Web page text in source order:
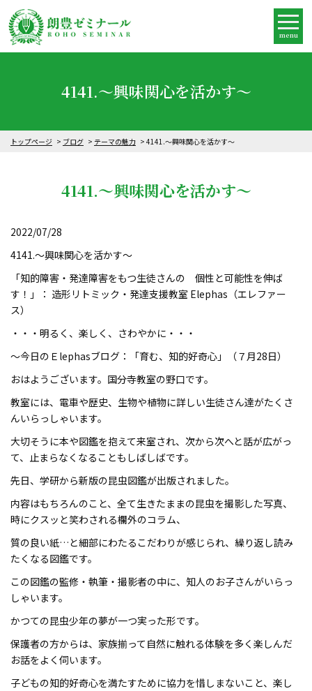
menu
4141.～興味関心を活かす～
トップページ ブログ テーマの魅力 4141.～興味関心を活かす～
4141.～興味関心を活かす～
2022/07/28
4141.～興味関心を活かす～
「知的障害・発達障害をもつ生徒さんの 個性と可能性を伸ば
す！」： 造形リトミック・発達支援教室 Elephas（エレファー
ス）
・・・明るく、楽しく、さわやかに・・・
～今日のＥlephasブログ：「育む、知的好奇心」（７月28日）
おはようございます。国分寺教室の野口です。
教室には、電車や歴史、生物や植物に詳しい生徒さん達がたくさ
んいらっしゃいます。
大切そうに本や図鑑を抱えて来室され、次から次へと話が広がっ
て、止まらなくなることもしばしばです。
先日、学研から新版の昆虫図鑑が出版されました。
内容はもちろんのこと、全て生きたままの昆虫を撮影した写真、
時にクスッと笑わされる欄外のコラム、
質の良い紙…と細部にわたるこだわりが感じられ、繰り返し読み
たくなる図鑑です。
この図鑑の監修・執筆・撮影者の中に、知人のお子さんがいらっ
しゃいます。
かつての昆虫少年の夢が一つ実った形です。
保護者の方からは、家族揃って自然に触れる体験を多く楽しんだ
お話をよく伺います。
子どもの知的好奇心を満たすために協力を惜しまないこと、楽し